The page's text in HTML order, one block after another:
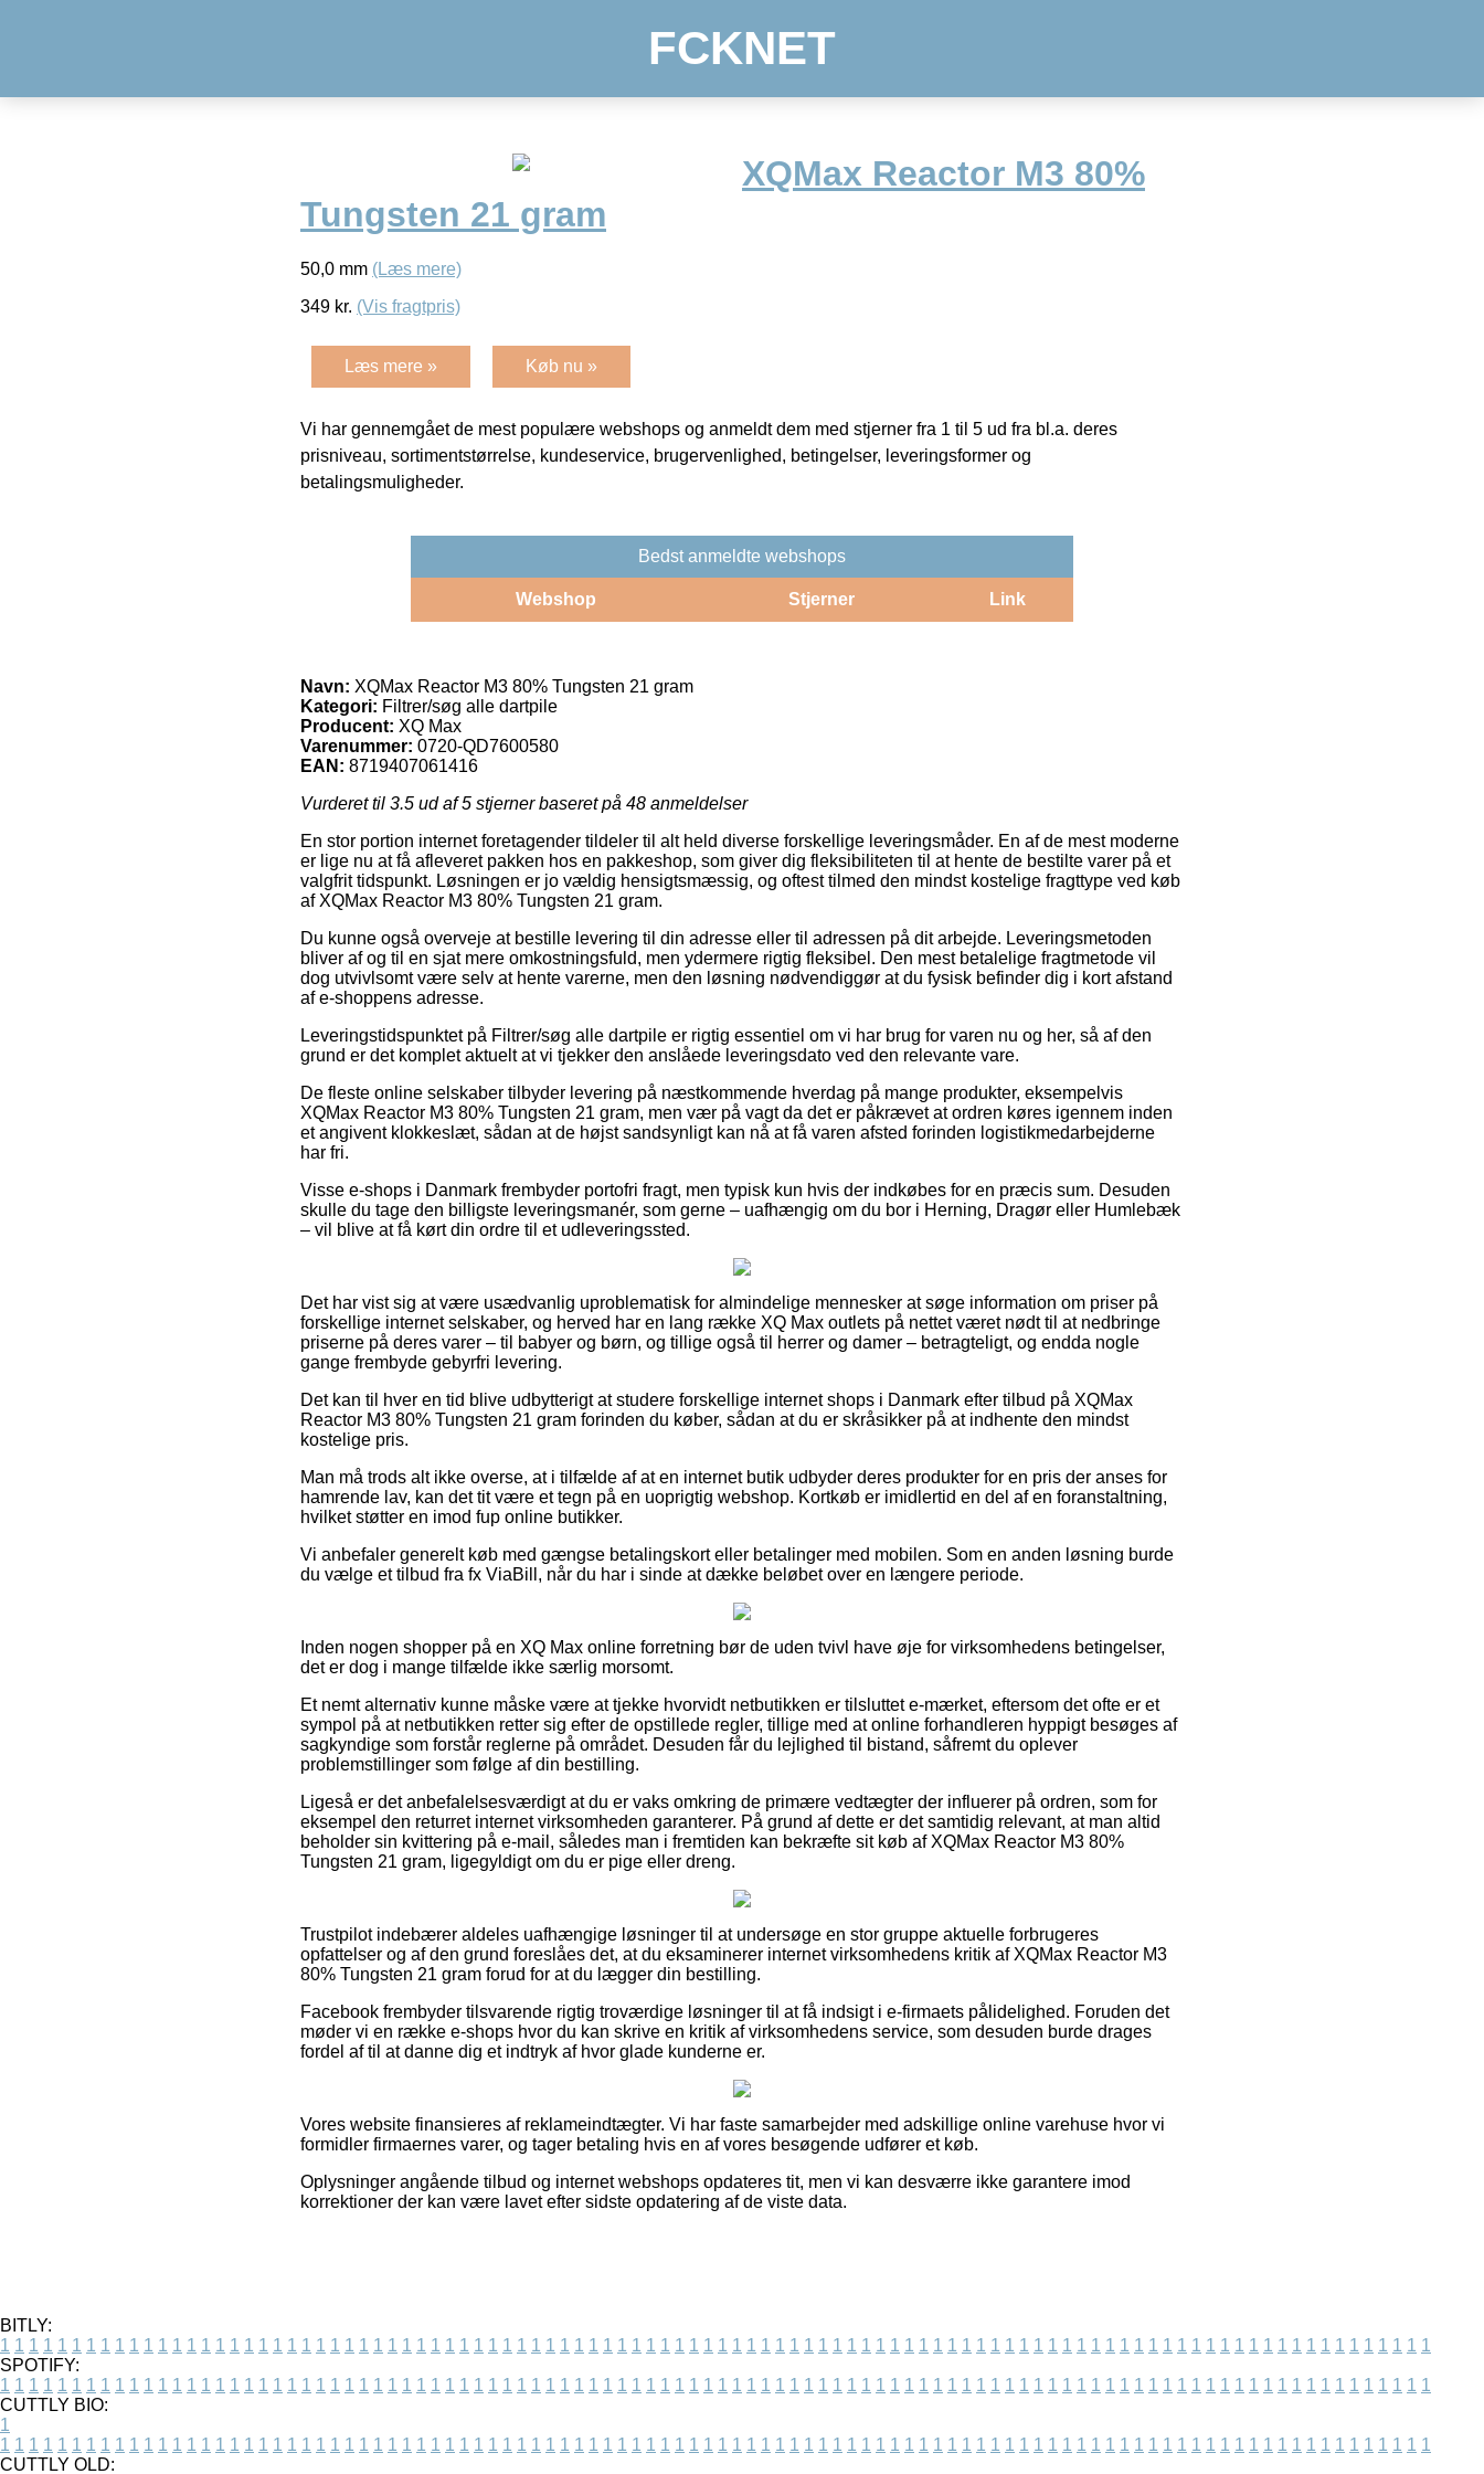
FCKNET
XQMax Reactor M3 80%
Tungsten 21 gram
50,0 mm (Læs mere)
349 kr. (Vis fragtpris)
Læs mere » Køb nu »
Vi har gennemgået de mest populære webshops og anmeldt dem med stjerner fra 1 til 5 ud fra bl.a. deres
prisniveau, sortimentstørrelse, kundeservice, brugervenlighed, betingelser, leveringsformer og
betalingsmuligheder.
Bedst anmeldte webshops
Webshop Stjerner Link
Navn: XQMax Reactor M3 80% Tungsten 21 gram
Kategori: Filtrer/søg alle dartpile
Producent: XQ Max
Varenummer: 0720-QD7600580
EAN: 8719407061416
Vurderet til 3.5 ud af 5 stjerner baseret på 48 anmeldelser
En stor portion internet foretagender tildeler til alt held diverse forskellige leveringsmåder. En af de mest moderne
er lige nu at få afleveret pakken hos en pakkeshop, som giver dig fleksibiliteten til at hente de bestilte varer på et
valgfrit tidspunkt. Løsningen er jo vældig hensigtsmæssig, og oftest tilmed den mindst kostelige fragttype ved køb
af XQMax Reactor M3 80% Tungsten 21 gram.
Du kunne også overveje at bestille levering til din adresse eller til adressen på dit arbejde. Leveringsmetoden
bliver af og til en sjat mere omkostningsfuld, men ydermere rigtig fleksibel. Den mest betalelige fragtmetode vil
dog utvivlsomt være selv at hente varerne, men den løsning nødvendiggør at du fysisk befinder dig i kort afstand
af e-shoppens adresse.
Leveringstidspunktet på Filtrer/søg alle dartpile er rigtig essentiel om vi har brug for varen nu og her, så af den
grund er det komplet aktuelt at vi tjekker den anslåede leveringsdato ved den relevante vare.
De fleste online selskaber tilbyder levering på næstkommende hverdag på mange produkter, eksempelvis
XQMax Reactor M3 80% Tungsten 21 gram, men vær på vagt da det er påkrævet at ordren køres igennem inden
et angivent klokkeslæt, sådan at de højst sandsynligt kan nå at få varen afsted forinden logistikmedarbejderne
har fri.
Visse e-shops i Danmark frembyder portofri fragt, men typisk kun hvis der indkøbes for en præcis sum. Desuden
skulle du tage den billigste leveringsmanér, som gerne – uafhængig om du bor i Herning, Dragør eller Humlebæk
– vil blive at få kørt din ordre til et udleveringssted.
Det har vist sig at være usædvanlig uproblematisk for almindelige mennesker at søge information om priser på
forskellige internet selskaber, og herved har en lang række XQ Max outlets på nettet været nødt til at nedbringe
priserne på deres varer – til babyer og børn, og tillige også til herrer og damer – betragteligt, og endda nogle
gange frembyde gebyrfri levering.
Det kan til hver en tid blive udbytterigt at studere forskellige internet shops i Danmark efter tilbud på XQMax
Reactor M3 80% Tungsten 21 gram forinden du køber, sådan at du er skråsikker på at indhente den mindst
kostelige pris.
Man må trods alt ikke overse, at i tilfælde af at en internet butik udbyder deres produkter for en pris der anses for
hamrende lav, kan det tit være et tegn på en uoprigtig webshop. Kortkøb er imidlertid en del af en foranstaltning,
hvilket støtter en imod fup online butikker.
Vi anbefaler generelt køb med gængse betalingskort eller betalinger med mobilen. Som en anden løsning burde
du vælge et tilbud fra fx ViaBill, når du har i sinde at dække beløbet over en længere periode.
Inden nogen shopper på en XQ Max online forretning bør de uden tvivl have øje for virksomhedens betingelser,
det er dog i mange tilfælde ikke særlig morsomt.
Et nemt alternativ kunne måske være at tjekke hvorvidt netbutikken er tilsluttet e-mærket, eftersom det ofte er et
sympol på at netbutikken retter sig efter de opstillede regler, tillige med at online forhandleren hyppigt besøges af
sagkyndige som forstår reglerne på området. Desuden får du lejlighed til bistand, såfremt du oplever
problemstillinger som følge af din bestilling.
Ligeså er det anbefalelsesværdigt at du er vaks omkring de primære vedtægter der influerer på ordren, som for
eksempel den returret internet virksomheden garanterer. På grund af dette er det samtidig relevant, at man altid
beholder sin kvittering på e-mail, således man i fremtiden kan bekræfte sit køb af XQMax Reactor M3 80%
Tungsten 21 gram, ligegyldigt om du er pige eller dreng.
Trustpilot indebærer aldeles uafhængige løsninger til at undersøge en stor gruppe aktuelle forbrugeres
opfattelser og af den grund foreslåes det, at du eksaminerer internet virksomhedens kritik af XQMax Reactor M3
80% Tungsten 21 gram forud for at du lægger din bestilling.
Facebook frembyder tilsvarende rigtig troværdige løsninger til at få indsigt i e-firmaets pålidelighed. Foruden det
møder vi en række e-shops hvor du kan skrive en kritik af virksomhedens service, som desuden burde drages
fordel af til at danne dig et indtryk af hvor glade kunderne er.
Vores website finansieres af reklameindtægter. Vi har faste samarbejder med adskillige online varehuse hvor vi
formidler firmaernes varer, og tager betaling hvis en af vores besøgende udfører et køb.
Oplysninger angående tilbud og internet webshops opdateres tit, men vi kan desværre ikke garantere imod
korrektioner der kan være lavet efter sidste opdatering af de viste data.
BITLY:
1 1 1 1 1 1 1 1 1 1 1 1 1 1 1 1 1 1 1 1 1 1 1 1 1 1 1 1 1 1 1 1 1 1 1 1 1 1 1 1 1 1 1 1 1 1 1 1 1 1 1 1 1 1 1 1 1 1 1 1 1 1 1 1 1 1 1 1 1 1 1 1 1 1 1 1 1 1 1 1 1 1 1 1 1 1 1 1 1 1 1 1 1 1 1 1 1 1 1 1
SPOTIFY:
1 1 1 1 1 1 1 1 1 1 1 1 1 1 1 1 1 1 1 1 1 1 1 1 1 1 1 1 1 1 1 1 1 1 1 1 1 1 1 1 1 1 1 1 1 1 1 1 1 1 1 1 1 1 1 1 1 1 1 1 1 1 1 1 1 1 1 1 1 1 1 1 1 1 1 1 1 1 1 1 1 1 1 1 1 1 1 1 1 1 1 1 1 1 1 1 1 1 1 1
CUTTLY BIO:
1
1 1 1 1 1 1 1 1 1 1 1 1 1 1 1 1 1 1 1 1 1 1 1 1 1 1 1 1 1 1 1 1 1 1 1 1 1 1 1 1 1 1 1 1 1 1 1 1 1 1 1 1 1 1 1 1 1 1 1 1 1 1 1 1 1 1 1 1 1 1 1 1 1 1 1 1 1 1 1 1 1 1 1 1 1 1 1 1 1 1 1 1 1 1 1 1 1 1 1 1
CUTTLY OLD: